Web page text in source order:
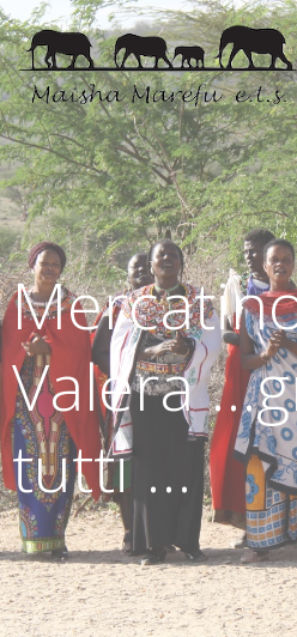
Valera
tutti …